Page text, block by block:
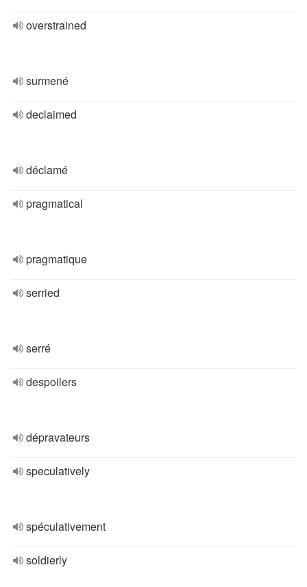
overstrained
surmené
declaimed
déclamé
pragmatical
pragmatique
serried
serré
despoilers
dépravateurs
speculatively
spéculativement
soldierly